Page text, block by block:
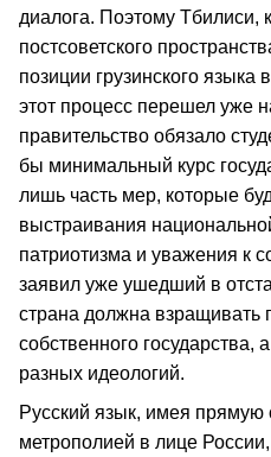
диалога. Поэтому Тбилиси,
постсоветского
позиции грузинского
этот процесс перешел уже
правительство обязало
бы минимальный курс
лишь часть мер, которые
выстраивания
патриотизма и уважения к
заявил уже ушедший в
страна должна взращивать
собственного государства,
разных идеологий.
Русский язык, имея прямую
метрополией в лице